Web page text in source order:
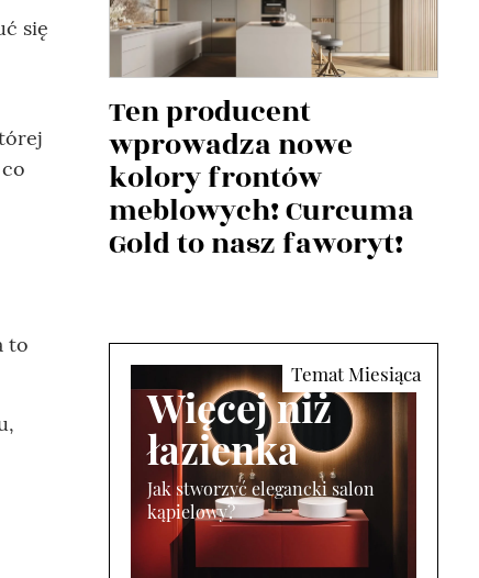
się
to
Ten producent
wprowadza nowe
kolory frontów
meblowych! Curcuma
Gold to nasz faworyt!
Więcej niż
łazienka
Jak stworzyć elegancki salon
kąpielowy?